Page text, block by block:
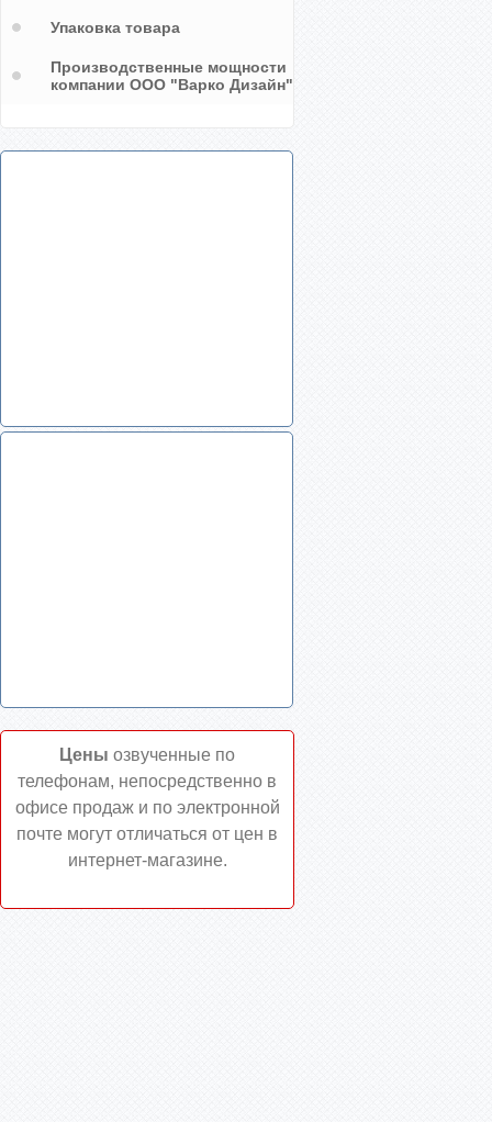
Упаковка товара
Производственные мощности
компании ООО "Варко Дизайн"
Цены озвученные по
телефонам, непосредственно в
офисе продаж и по электронной
почте могут отличаться от цен в
интернет-магазине.